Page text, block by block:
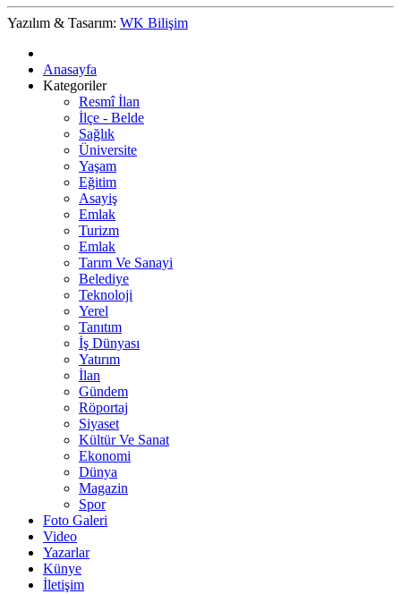
Yazılım & Tasarım: WK Bilişim
Anasayfa
Kategoriler
Resmî İlan
İlçe - Belde
Sağlık
Üniversite
Yaşam
Eğitim
Asayiş
Emlak
Turizm
Emlak
Tarım Ve Sanayi
Belediye
Teknoloji
Yerel
Tanıtım
İş Dünyası
Yatırım
İlan
Gündem
Röportaj
Siyaset
Kültür Ve Sanat
Ekonomi
Dünya
Magazin
Spor
Foto Galeri
Video
Yazarlar
Künye
İletişim